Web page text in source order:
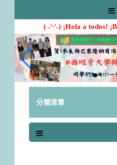
( ˶'ᵕ'˶) ¡Hola a todos!
分類清單